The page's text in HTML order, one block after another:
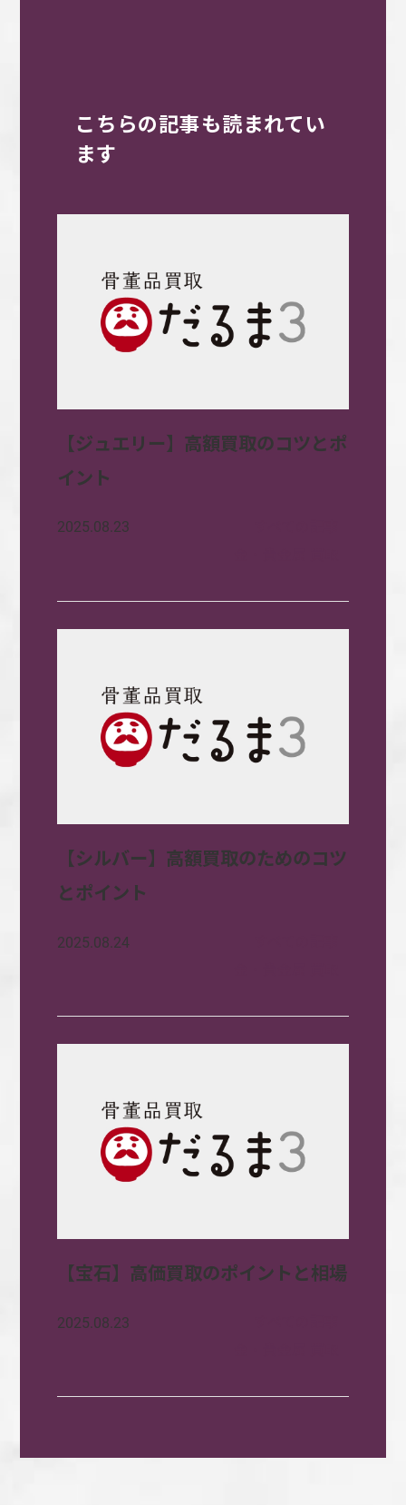
こちらの記事も読まれてい
ます
【ジュエリー】高額買取のコツとポ
イント
2025.08.23
【シルバー】高額買取のためのコツ
とポイント
2025.08.24
【宝石】高価買取のポイントと相場
2025.08.23